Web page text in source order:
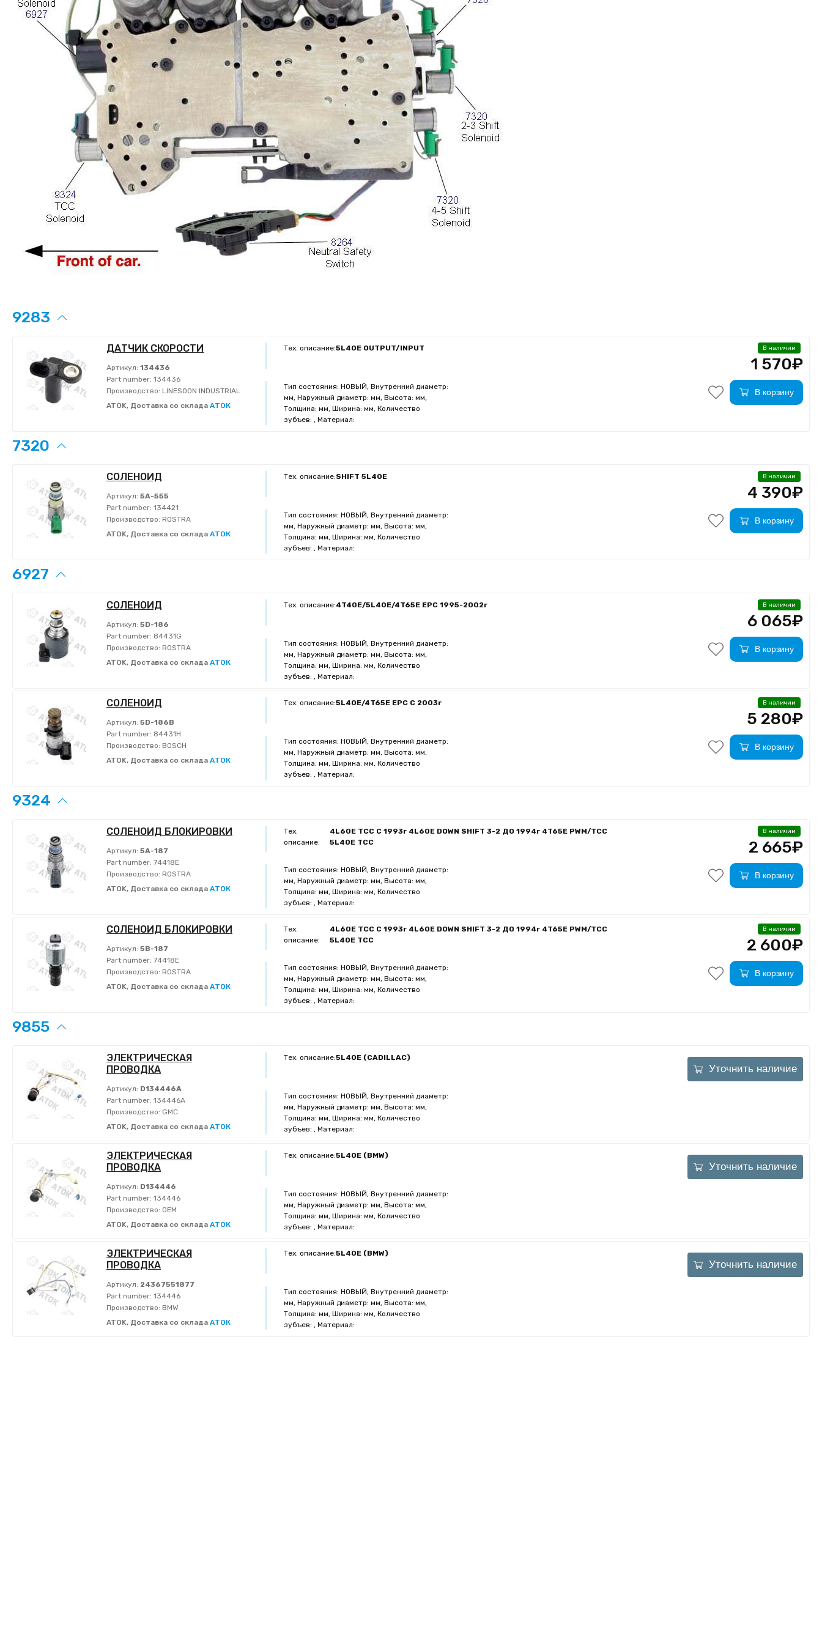
9283
ДАТЧИК СКОРОСТИ
Артикул: 134436
Part number: 134436
Производство: LINESOON INDUSTRIAL
ATOK, Доставка со склада АТОК
Тех. описание:5L40E OUTPUT/INPUT
Тип состояния: НОВЫЙ, Внутренний диаметр:
мм, Наружный диаметр: мм, Высота: мм,
Толщина: мм, Ширина: мм, Количество
зубъев: , Материал:
В наличии
1 570₽
В корзину
7320
СОЛЕНОИД
Артикул: 5A-555
Part number: 134421
Производство: ROSTRA
ATOK, Доставка со склада АТОК
Тех. описание:SHIFT 5L40E
Тип состояния: НОВЫЙ, Внутренний диаметр:
мм, Наружный диаметр: мм, Высота: мм,
Толщина: мм, Ширина: мм, Количество
зубъев: , Материал:
В наличии
4 390₽
В корзину
6927
СОЛЕНОИД
Артикул: 5D-186
Part number: 84431G
Производство: ROSTRA
ATOK, Доставка со склада АТОК
Тех. описание:4T40E/5L40E/4T65E EPC 1995-2002г
Тип состояния: НОВЫЙ, Внутренний диаметр:
мм, Наружный диаметр: мм, Высота: мм,
Толщина: мм, Ширина: мм, Количество
зубъев: , Материал:
В наличии
6 065₽
В корзину
СОЛЕНОИД
Артикул: 5D-186B
Part number: 84431H
Производство: BOSCH
ATOK, Доставка со склада АТОК
Тех. описание:5L40E/4T65E EPC C 2003г
Тип состояния: НОВЫЙ, Внутренний диаметр:
мм, Наружный диаметр: мм, Высота: мм,
Толщина: мм, Ширина: мм, Количество
зубъев: , Материал:
В наличии
5 280₽
В корзину
9324
СОЛЕНОИД БЛОКИРОВКИ
Артикул: 5A-187
Part number: 74418E
Производство: ROSTRA
ATOK, Доставка со склада АТОК
Тех.
описание:
4L60E TCC C 1993г 4L60E DOWN SHIFT 3-2 ДО 1994г 4T65E PWM/TCC
5L40E TCC
Тип состояния: НОВЫЙ, Внутренний диаметр:
мм, Наружный диаметр: мм, Высота: мм,
Толщина: мм, Ширина: мм, Количество
зубъев: , Материал:
В наличии
2 665₽
В корзину
СОЛЕНОИД БЛОКИРОВКИ
Артикул: 5B-187
Part number: 74418E
Производство: ROSTRA
ATOK, Доставка со склада АТОК
Тех.
описание:
4L60E TCC C 1993г 4L60E DOWN SHIFT 3-2 ДО 1994г 4T65E PWM/TCC
5L40E TCC
Тип состояния: НОВЫЙ, Внутренний диаметр:
мм, Наружный диаметр: мм, Высота: мм,
Толщина: мм, Ширина: мм, Количество
зубъев: , Материал:
В наличии
2 600₽
В корзину
9855
ЭЛЕКТРИЧЕСКАЯ
ПРОВОДКА
Артикул: D134446A
Part number: 134446A
Производство: GMC
ATOK, Доставка со склада АТОК
Тех. описание:5L40E (CADILLAC)
Тип состояния: НОВЫЙ, Внутренний диаметр:
мм, Наружный диаметр: мм, Высота: мм,
Толщина: мм, Ширина: мм, Количество
зубъев: , Материал:
Уточнить наличие
ЭЛЕКТРИЧЕСКАЯ
ПРОВОДКА
Артикул: D134446
Part number: 134446
Производство: OEM
ATOK, Доставка со склада АТОК
Тех. описание:5L40E (BMW)
Тип состояния: НОВЫЙ, Внутренний диаметр:
мм, Наружный диаметр: мм, Высота: мм,
Толщина: мм, Ширина: мм, Количество
зубъев: , Материал:
Уточнить наличие
ЭЛЕКТРИЧЕСКАЯ
ПРОВОДКА
Артикул: 24367551877
Part number: 134446
Производство: BMW
ATOK, Доставка со склада АТОК
Тех. описание:5L40E (BMW)
Тип состояния: НОВЫЙ, Внутренний диаметр:
мм, Наружный диаметр: мм, Высота: мм,
Толщина: мм, Ширина: мм, Количество
зубъев: , Материал:
Уточнить наличие